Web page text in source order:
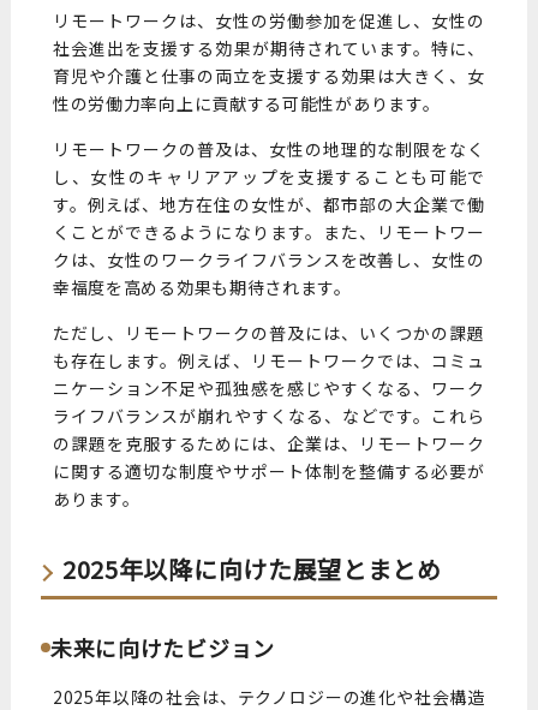
リモートワークは、女性の労働参加を促進し、女性の
社会進出を支援する効果が期待されています。特に、
育児や介護と仕事の両立を支援する効果は大きく、女
性の労働力率向上に貢献する可能性があります。
リモートワークの普及は、女性の地理的な制限をなく
し、女性のキャリアアップを支援することも可能で
す。例えば、地方在住の女性が、都市部の大企業で働
くことができるようになります。また、リモートワー
クは、女性のワークライフバランスを改善し、女性の
幸福度を高める効果も期待されます。
ただし、リモートワークの普及には、いくつかの課題
も存在します。例えば、リモートワークでは、コミュ
ニケーション不足や孤独感を感じやすくなる、ワーク
ライフバランスが崩れやすくなる、などです。これら
の課題を克服するためには、企業は、リモートワーク
に関する適切な制度やサポート体制を整備する必要が
あります。
2025年以降に向けた展望とまとめ
未来に向けたビジョン
2025年以降の社会は、テクノロジーの進化や社会構造